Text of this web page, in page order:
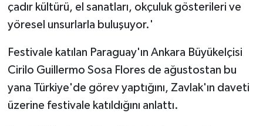
çadır kültürü, el sanatları, okçuluk gösterileri ve
yöresel unsurlarla buluşuyor.'
Festivale katılan Paraguay'ın Ankara Büyükelçisi
Cirilo Guillermo Sosa Flores de ağustostan bu
yana Türkiye'de görev yaptığını, Zavlak'ın daveti
üzerine festivale katıldığını anlattı.